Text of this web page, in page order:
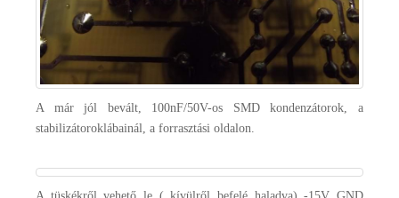
A már jól bevált, 100nF/50V-os SMD kondenzátorok, a
stabilizátoroklábainál, a forrasztási oldalon.